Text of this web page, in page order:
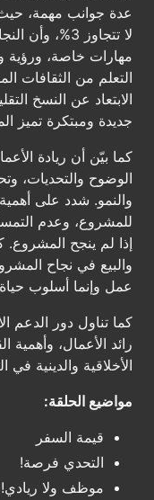
عدة جوانب مهمة، حيث
لا تتجاوز
مهارات خاصة،
التعلم من الثقافات
الابتعاد عن النسخ
جديدة ومبتكرة تميز
كما بيّن أن ريادة
الوضوح والتحديات،
والنمو. شدد على
للمشروع، وعدم
إذا لم ينجح المشروع.
والبيع في نجاح
عمل وإنما أسلوب
كما تناول دور الدعم
رائد الأعمال، وأهمية
الأخلاقية والدينية
مواضيع الحلقة:
قيمة السفر
التحدي فرصة!
موظف ولا ريادي!